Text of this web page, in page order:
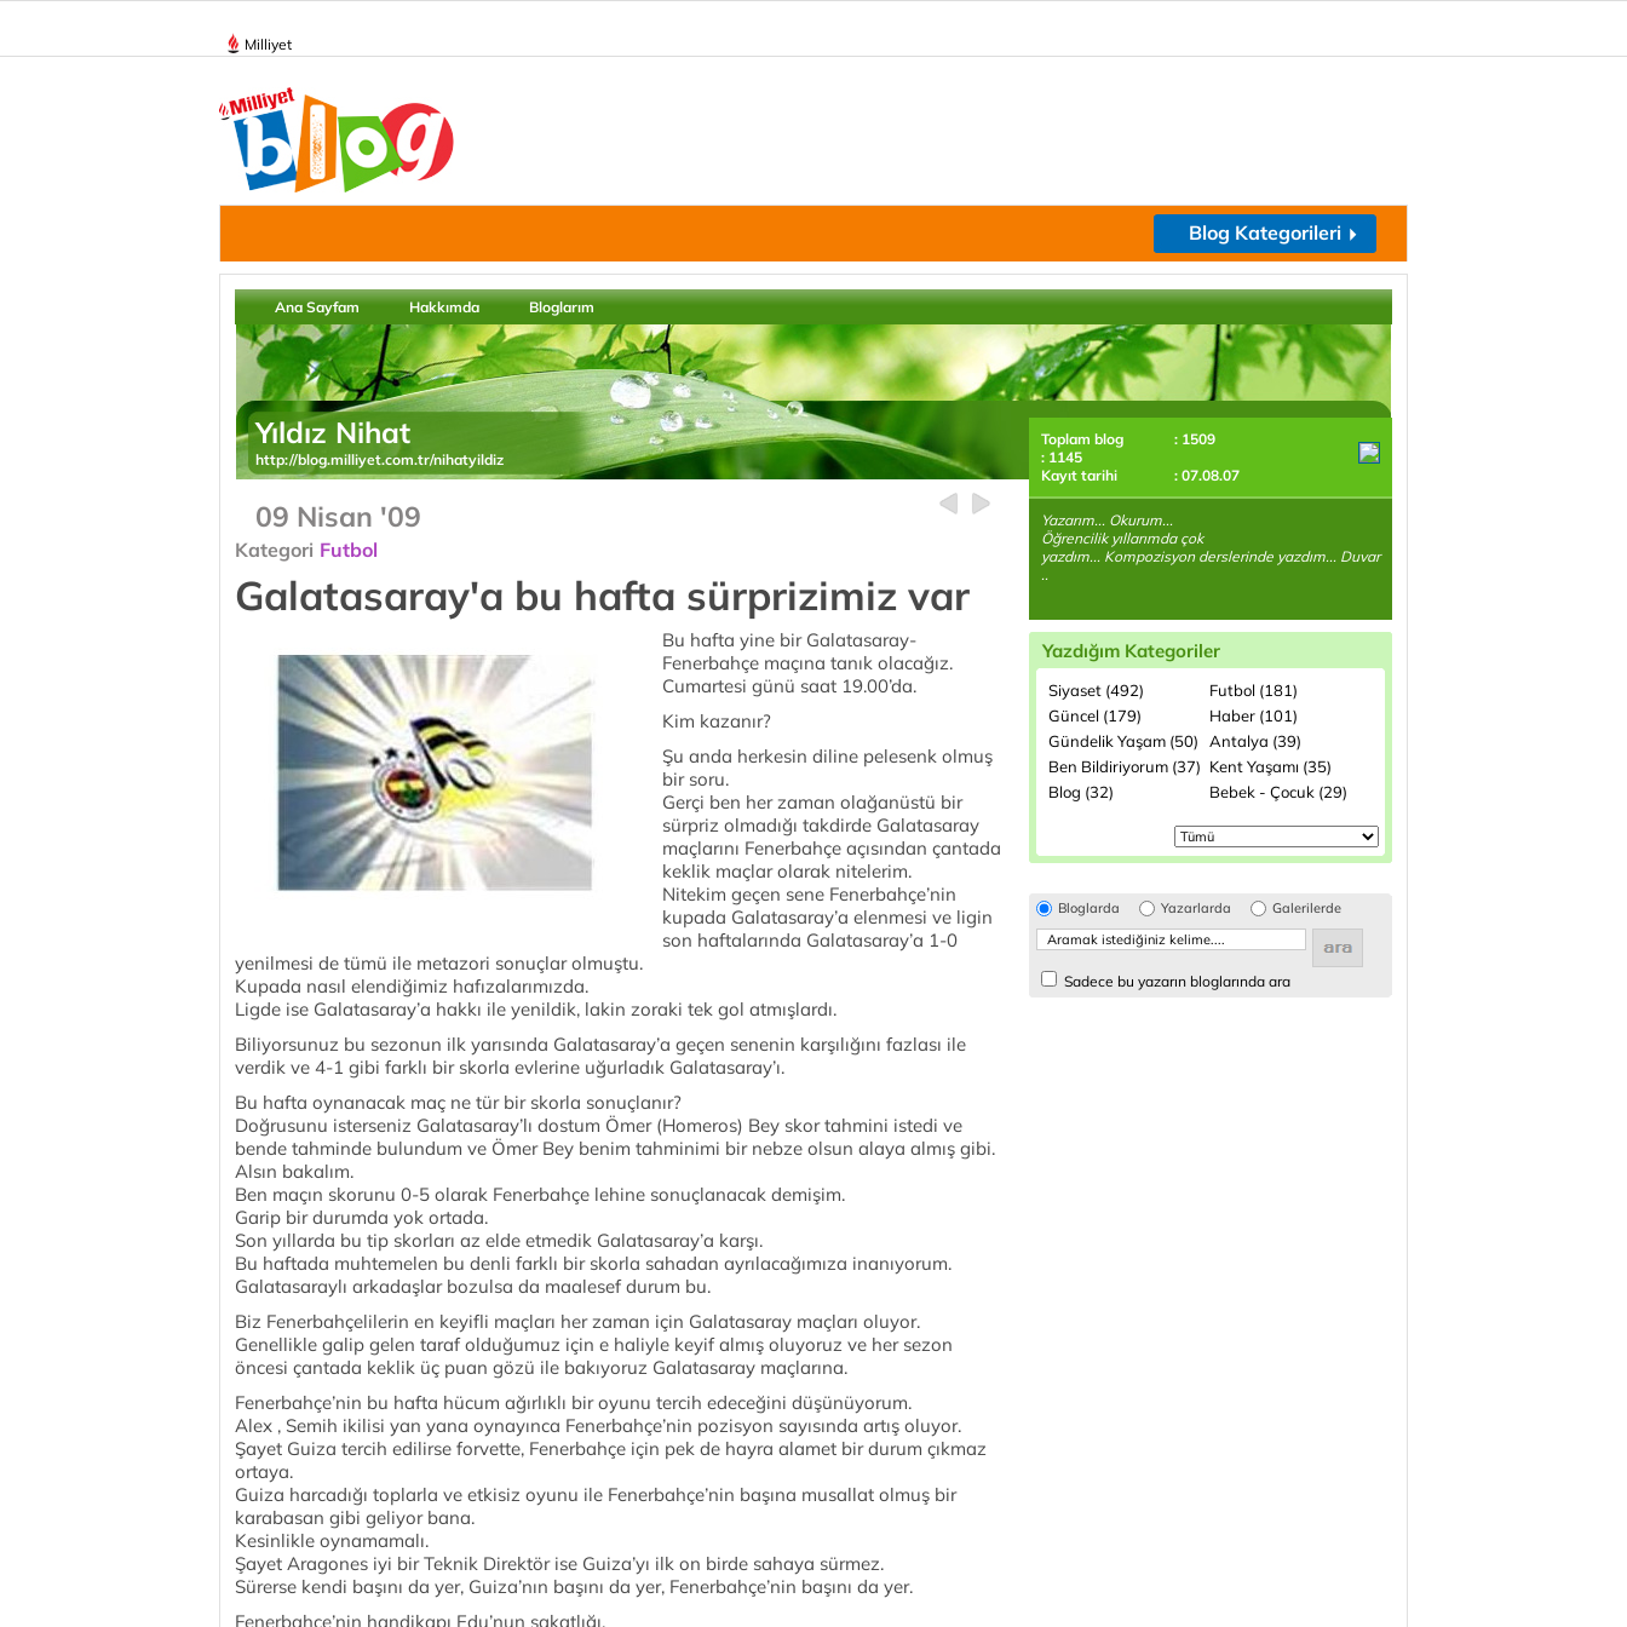
Milliyet
Blog Kategorileri
Ana Sayfam Hakkımda Bloglarım
Yıldız Nihat
http://blog.milliyet.com.tr/nihatyildiz
09 Nisan '09
Kategori Futbol
Galatasaray'a bu hafta sürprizimiz var
Bu hafta yine bir Galatasaray-
Fenerbahçe maçına tanık olacağız.
Cumartesi günü saat 19.00’da.
Kim kazanır?
Şu anda herkesin diline pelesenk olmuş
bir soru.
Gerçi ben her zaman olağanüstü bir
sürpriz olmadığı takdirde Galatasaray
maçlarını Fenerbahçe açısından çantada
keklik maçlar olarak nitelerim.
Nitekim geçen sene Fenerbahçe’nin
kupada Galatasaray’a elenmesi ve ligin
son haftalarında Galatasaray’a 1-0
yenilmesi de tümü ile metazori sonuçlar olmuştu.
Kupada nasıl elendiğimiz hafızalarımızda.
Ligde ise Galatasaray’a hakkı ile yenildik, lakin zoraki tek gol atmışlardı.
Biliyorsunuz bu sezonun ilk yarısında Galatasaray’a geçen senenin karşılığını fazlası ile
verdik ve 4-1 gibi farklı bir skorla evlerine uğurladık Galatasaray’ı.
Bu hafta oynanacak maç ne tür bir skorla sonuçlanır?
Doğrusunu isterseniz Galatasaray’lı dostum Ömer (Homeros) Bey skor tahmini istedi ve
bende tahminde bulundum ve Ömer Bey benim tahminimi bir nebze olsun alaya almış gibi.
Alsın bakalım.
Ben maçın skorunu 0-5 olarak Fenerbahçe lehine sonuçlanacak demişim.
Garip bir durumda yok ortada.
Son yıllarda bu tip skorları az elde etmedik Galatasaray’a karşı.
Bu haftada muhtemelen bu denli farklı bir skorla sahadan ayrılacağımıza inanıyorum.
Galatasaraylı arkadaşlar bozulsa da maalesef durum bu.
Biz Fenerbahçelilerin en keyifli maçları her zaman için Galatasaray maçları oluyor.
Genellikle galip gelen taraf olduğumuz için e haliyle keyif almış oluyoruz ve her sezon
öncesi çantada keklik üç puan gözü ile bakıyoruz Galatasaray maçlarına.
Fenerbahçe’nin bu hafta hücum ağırlıklı bir oyunu tercih edeceğini düşünüyorum.
Alex , Semih ikilisi yan yana oynayınca Fenerbahçe’nin pozisyon sayısında artış oluyor.
Şayet Guiza tercih edilirse forvette, Fenerbahçe için pek de hayra alamet bir durum çıkmaz
ortaya.
Guiza harcadığı toplarla ve etkisiz oyunu ile Fenerbahçe’nin başına musallat olmuş bir
karabasan gibi geliyor bana.
Kesinlikle oynamamalı.
Şayet Aragones iyi bir Teknik Direktör ise Guiza’yı ilk on birde sahaya sürmez.
Sürerse kendi başını da yer, Guiza’nın başını da yer, Fenerbahçe’nin başını da yer.
Fenerbahçe’nin handikapı Edu’nun sakatlığı.
Toplam blog
: 1509
: 1145
Kayıt tarihi
: 07.08.07
Yazarım... Okurum...
Öğrencilik yıllarımda çok
yazdım... Kompozisyon derslerinde yazdım... Duvar
..
Yazdığım Kategoriler
Siyaset (492)
Futbol (181)
Güncel (179)
Haber (101)
Gündelik Yaşam (50)
Antalya (39)
Ben Bildiriyorum (37) Kent Yaşamı (35)
Blog (32)
Bebek - Çocuk (29)
Bloglarda Yazarlarda Galerilerde
Sadece bu yazarın bloglarında ara